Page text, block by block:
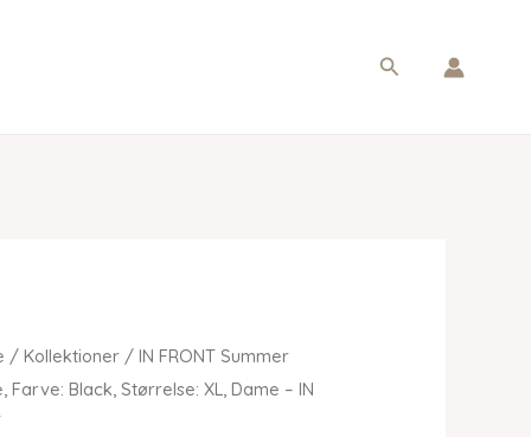
Søg
/Kollektioner / IN FRONT Summer
Farve: Black, Størrelse: XL, Dame – IN